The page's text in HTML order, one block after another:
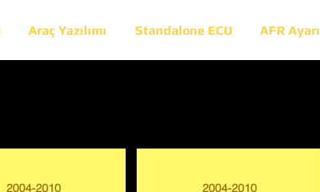
Araç Yazılımı Standalone ECU AFR Ayarı
2004-2010 2004-2010